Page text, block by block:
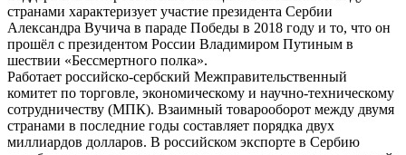
странами характеризует участие президента Сербии
Александра Вучича в параде Победы в 2018 году и то, что он
прошёл с президентом России Владимиром Путиным в
шествии «Бессмертного полка».
Работает российско-сербский Межправительственный
комитет по торговле, экономическому и научно-техническому
сотрудничеству (МПК). Взаимный товарооборот между двумя
странами в последние годы составляет порядка двух
миллиардов долларов. В российском экспорте в Сербию